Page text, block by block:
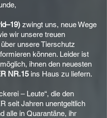
zwingt uns, neue Wege
wir unsere treuen
unsere Tierschutz
können. Leider ist
ihnen den neuesten
NR.15ins Haus zu liefern.
– Leute“, die den
seit Jahren unentgeltlich
alle in Quarantäne, ihr